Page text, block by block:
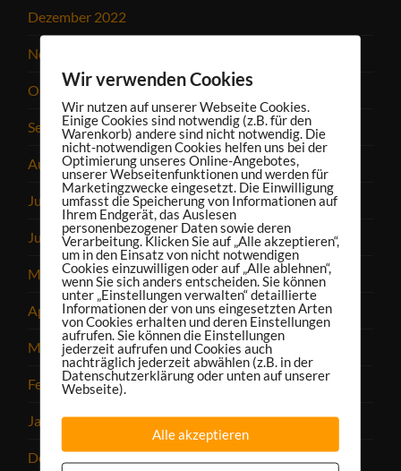
Dezember 2022
November 2022
Oktober 2022
September 2022
August 2022
Juli 2022
Juni 2022
Mai 2022
April 2022
März 2022
Februar 2022
Januar 2022
Dezember 2021
Wir verwenden Cookies
Wir nutzen auf unserer Webseite Cookies.
Einige Cookies sind notwendig (z.B. für den
Warenkorb) andere sind nicht notwendig. Die
nicht-notwendigen Cookies helfen uns bei der
Optimierung unseres Online-Angebotes,
unserer Webseitenfunktionen und werden für
Marketingzwecke eingesetzt. Die Einwilligung
umfasst die Speicherung von Informationen auf
Ihrem Endgerät, das Auslesen
personenbezogener Daten sowie deren
Verarbeitung. Klicken Sie auf „Alle akzeptieren“,
um in den Einsatz von nicht notwendigen
Cookies einzuwilligen oder auf „Alle ablehnen“,
wenn Sie sich anders entscheiden. Sie können
unter „Einstellungen verwalten“ detaillierte
Informationen der von uns eingesetzten Arten
von Cookies erhalten und deren Einstellungen
aufrufen. Sie können die Einstellungen
jederzeit aufrufen und Cookies auch
nachträglich jederzeit abwählen (z.B. in der
Datenschutzerklärung oder unten auf unserer
Webseite).
Alle akzeptieren